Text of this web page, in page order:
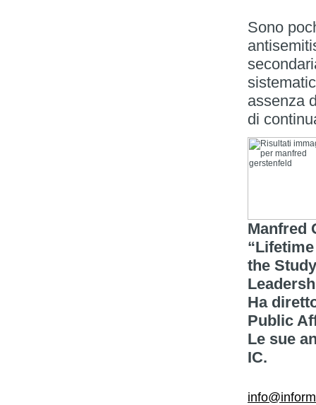
Sono
assenza
di
Manfred
the
Ha
Public
Le sue
IC.